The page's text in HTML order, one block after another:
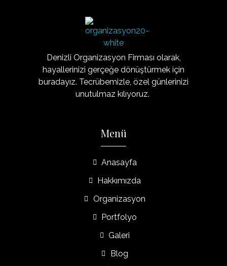
Organizasyon20
Denizli Organizasyon Firması olarak,
hayallerinizi gerçeğe dönüştürmek için
buradayız. Tecrübemizle, özel günlerinizi
unutulmaz kılıyoruz.
Menü
Anasayfa
Hakkımızda
Organizasyon
Portfolyo
Galeri
Blog